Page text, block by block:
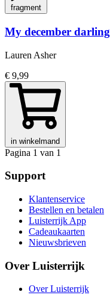
fragment
My december darling
Lauren Asher
€ 9,99
in winkelmand
Pagina 1 van 1
Support
Klantenservice
Bestellen en betalen
Luisterrijk App
Cadeaukaarten
Nieuwsbrieven
Over Luisterrijk
Over Luisterrijk